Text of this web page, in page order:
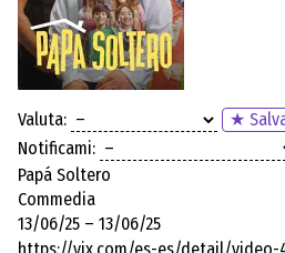
Valuta:
★
Notificami:
Papá Soltero
Commedia
13/06/25 – 13/06/25
https://vix.com/es-es/detail/video-